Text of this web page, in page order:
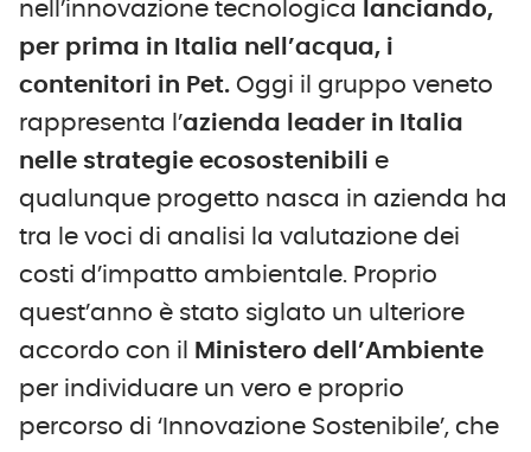
nell’innovazione tecnologica
lanciando,
per prima in Italia nell’acqua, i
contenitori in Pet. Oggi il gruppo veneto
rappresenta l’azienda leader in Italia
nelle strategie ecosostenibili e
qualunque progetto nasca in azienda ha
tra le voci di analisi la valutazione dei
costi d’impatto ambientale. Proprio
quest’anno è stato siglato un ulteriore
accordo con il
Ministero dell’Ambiente
per individuare un vero e proprio
percorso di ‘Innovazione Sostenibile’, che